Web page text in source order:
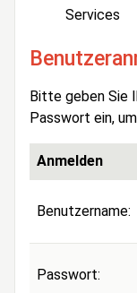
Services
Bitte geben Sie
Passwort ein,
Anmelden
Benutzername:
Passwort: